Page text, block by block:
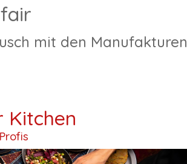
mit den Manufakturen
Kitchen
Profis